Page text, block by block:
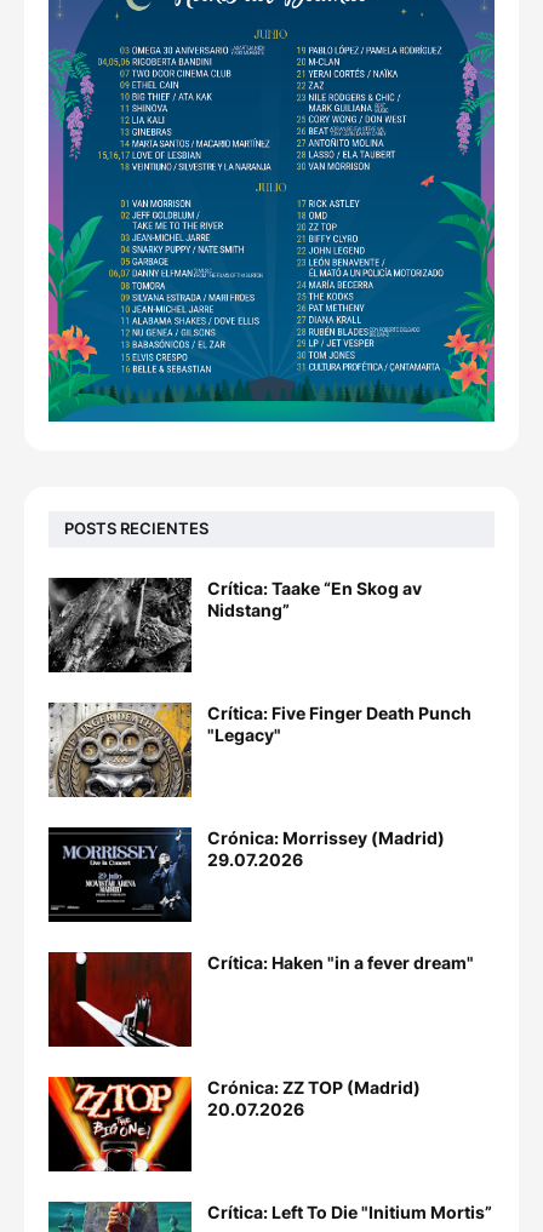
POSTS RECIENTES
Crítica: Taake “En Skog av
Nidstang”
Crítica: Five Finger Death Punch
"Legacy"
Crónica: Morrissey (Madrid)
29.07.2026
Crítica: Haken "in a fever dream"
Crónica: ZZ TOP (Madrid)
20.07.2026
Crítica: Left To Die "Initium Mortis”